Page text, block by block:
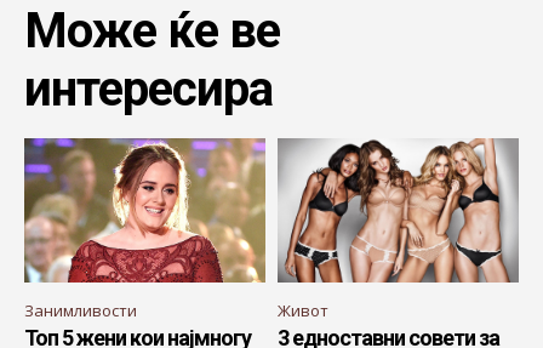
Може ќе ве
интересира
Занимливости
Топ 5 жени кои најмногу
Живот
3 едноставни совети за